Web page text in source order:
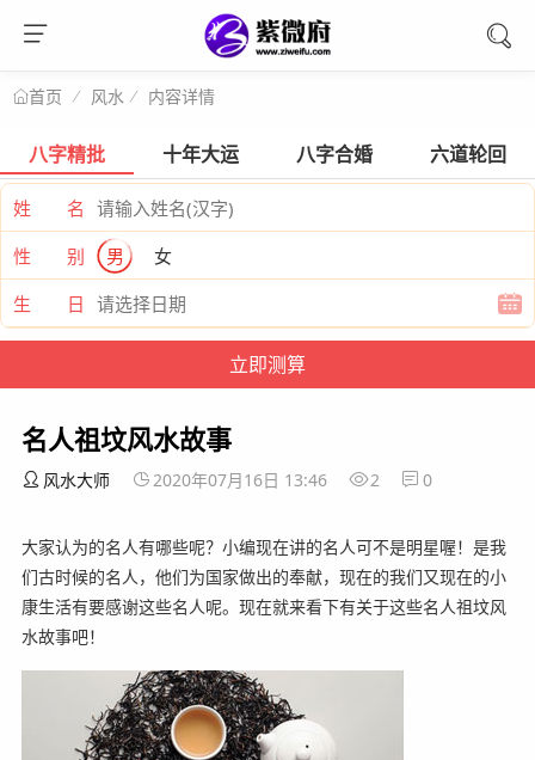
首页 风水 内容详情
八字精批 十年大运 八字合婚 六道轮回
姓 名
性 别
男
女
生 日
名人祖坟风水故事
风水大师 2020年07月16日 13:46 2 0
大家认为的名人有哪些呢？小编现在讲的名人可不是明星喔！是我
们古时候的名人，他们为国家做出的奉献，现在的我们又现在的小
康生活有要感谢这些名人呢。现在就来看下有关于这些名人祖坟风
水故事吧！